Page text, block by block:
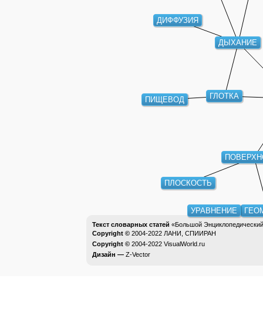
ГЛОТКА
ДЫХАНИЕ
ПИЩЕВОД
ДИФФУЗИЯ
ПЛОСКОСТЬ
УРАВНЕНИЕ
Текст словарных статей «Большой
Copyright © 2004-2022 ЛАНИ, СПИИРАН
Copyright © 2004-2022 VisualWorld.ru
Дизайн — Z-Vector